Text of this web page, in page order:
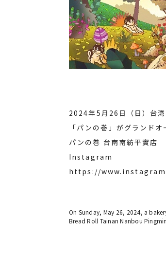
2024年5月26日（日）台湾
「パンの巻」がグランドオ
パンの巻 台南南紡平實店
Instagram
https://
On Sunday, May 26, 2024, a
Bread Roll Tainan Nanbou